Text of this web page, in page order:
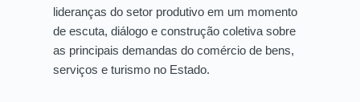
lideranças do setor produtivo em um momento
de escuta, diálogo e construção coletiva sobre
as principais demandas do comércio de bens,
serviços e turismo no Estado.